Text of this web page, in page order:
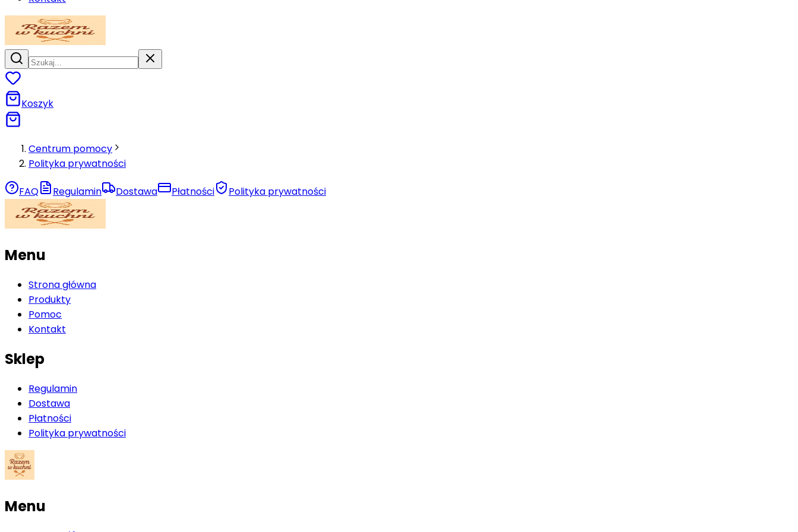
Koszyk
Centrum pomocy
Polityka prywatności
FAQ Regulamin Dostawa Płatności Polityka prywatności
Menu
Strona główna
Produkty
Pomoc
Kontakt
Sklep
Regulamin
Dostawa
Płatności
Polityka prywatności
Menu